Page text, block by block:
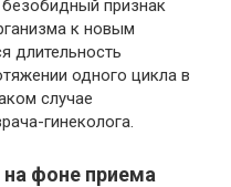
признак
к новым
длительность
одного цикла в
случае
гинеколога.
фоне приема